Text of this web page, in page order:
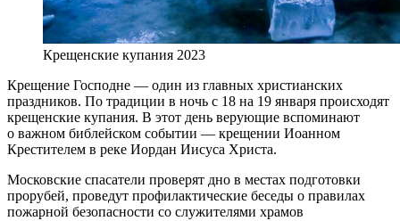
Крещенские купания 2023
Крещение Господне — один из главных христианских
праздников. По традиции в ночь с 18 на 19 января происходят
крещенские купания. В этот день верующие вспоминают
о важном библейском событии — крещении Иоанном
Крестителем в реке Иордан Иисуса Христа.
Московские спасатели проверят дно в местах подготовки
прорубей, проведут профилактические беседы о правилах
пожарной безопасности со служителями храмов